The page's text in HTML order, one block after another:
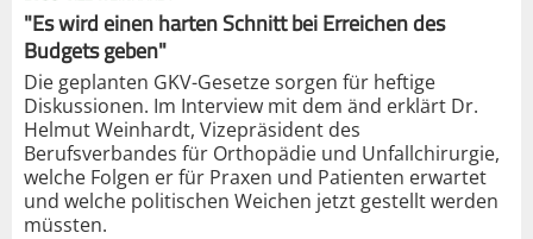
"Es wird einen harten Schnitt bei Erreichen des
Budgets geben"
Die geplanten GKV-Gesetze sorgen für heftige
Diskussionen. Im Interview mit dem änd erklärt Dr.
Helmut Weinhardt, Vizepräsident des
Berufsverbandes für Orthopädie und Unfallchirurgie,
welche Folgen er für Praxen und Patienten erwartet
und welche politischen Weichen jetzt gestellt werden
müssten.